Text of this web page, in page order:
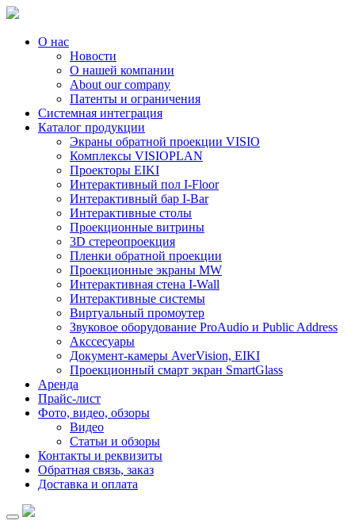
О нас
Новости
О нашей компании
About our company
Патенты и ограничения
Системная интеграция
Каталог продукции
Экраны обратной проекции VISIO
Комплексы VISIOPLAN
Проекторы EIKI
Интерактивный пол I-Floor
Интерактивный бар I-Bar
Интерактивные столы
Проекционные витрины
3D стереопроекция
Пленки обратной проекции
Проекционные экраны MW
Интерактивная стена I-Wall
Интерактивные системы
Виртуальный промоутер
Звуковое оборудование ProAudio и Public Address
Акссесуары
Документ-камеры AverVision, EIKI
Проекционный смарт экран SmartGlass
Аренда
Прайс-лист
Фото, видео, обзоры
Видео
Статьи и обзоры
Контакты и реквизиты
Обратная связь, заказ
Доставка и оплата